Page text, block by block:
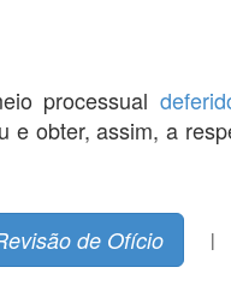
processual
e obter, assim, a
de Ofício |